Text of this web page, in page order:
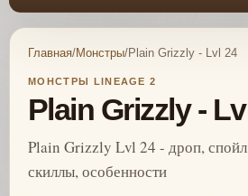
Главная/Монстры/Plain Grizzly - Lvl 24
МОНСТРЫ LINEAGE 2
Plain Grizzly -
Plain Grizzly Lvl 24 - дроп,
скиллы, особенности